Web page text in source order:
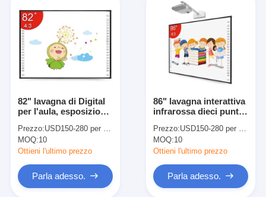
Tutti i casi
Parla adesso.
Lavagna interattiva di Iboard
lavagna interattiva di ir
lavagna interattiva infrarossa
82" lavagna di Digital
per l'aula, esposizione
BSMI
Prezzo:USD150-280 per piece
MOQ:10
Ottieni l'ultimo prezzo
Parla adesso.
86" lavagna interattiva
infrarossa dieci punti
Prezzo:USD150-280 per piece
MOQ:10
Ottieni l'ultimo prezzo
Parla adesso.